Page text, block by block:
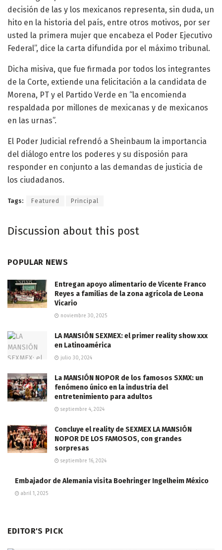
decisión de las y los mexicanos representa, sin duda, un
hito en la historia del país, entre otros motivos, por ser
usted la primera mujer que encabeza el Poder Ejecutivo
Federal”, dice la carta difundida por el máximo tribunal.
Dicha misiva, que fue firmada por todos los integrantes
de la Corte, extiende una felicitación a la candidata de
Morena, PT y el Partido Verde en “la encomienda
respaldada por millones de mexicanas y de mexicanos
en las urnas”.
El Poder Judicial refrendó a Sheinbaum la importancia
del diálogo entre los poderes y su disposión para
responder en conjunto a las demandas de justicia de
los ciudadanos.
Tags: Featured Principal
Discussion about this post
POPULAR NEWS
Entregan apoyo alimentario de Vicente Franco
Reyes a familias de la zona agrícola de Leona
Vicario
noviembre 30, 2025
LA MANSIÓN SEXMEX: el primer reality show xxx
en Latinoamérica
julio 30, 2024
La MANSIÓN NOPOR de los famosos SXMX: un
fenómeno único en la industria del
entretenimiento para adultos
septiembre 4, 2024
Concluye el reality de SEXMEX LA MANSIÓN
NOPOR DE LOS FAMOSOS, con grandes
sorpresas
septiembre 16, 2024
Embajador de Alemania visita Boehringer Ingelheim México
abril 1, 2025
EDITOR'S PICK